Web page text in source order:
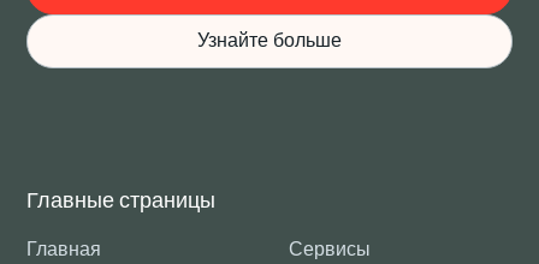
Узнайте больше
Главные страницы
Главная
Сервисы